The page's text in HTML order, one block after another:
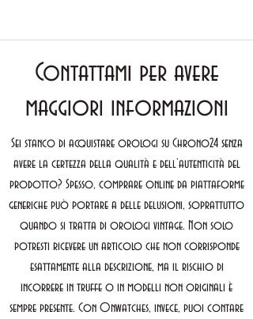
Contattami per avere
maggiori informazioni
Sei stanco di acquistare orologi su Chrono24 senza
avere la certezza della qualità e dell’autenticità del
prodotto? Spesso, comprare online da piattaforme
generiche può portare a delle delusioni, soprattutto
quando si tratta di orologi vintage. Non solo
potresti ricevere un articolo che non corrisponde
esattamente alla descrizione, ma il rischio di
incorrere in truffe o in modelli non originali è
sempre presente. Con Onwatches, invece, puoi contare